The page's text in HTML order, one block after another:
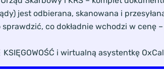
jest odbierana, skanowana i
co dokładnie wchodzi w cenę
i wirtualną asystentkę